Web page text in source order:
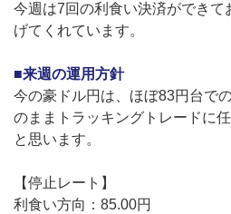
今週は7回の利食い決済ができて
げてくれています。
■来週の運用方針
今の豪ドル円は、ほぼ83円台で
のままトラッキングトレードに
と思います。
【停止レート】
利食い方向：85.00円